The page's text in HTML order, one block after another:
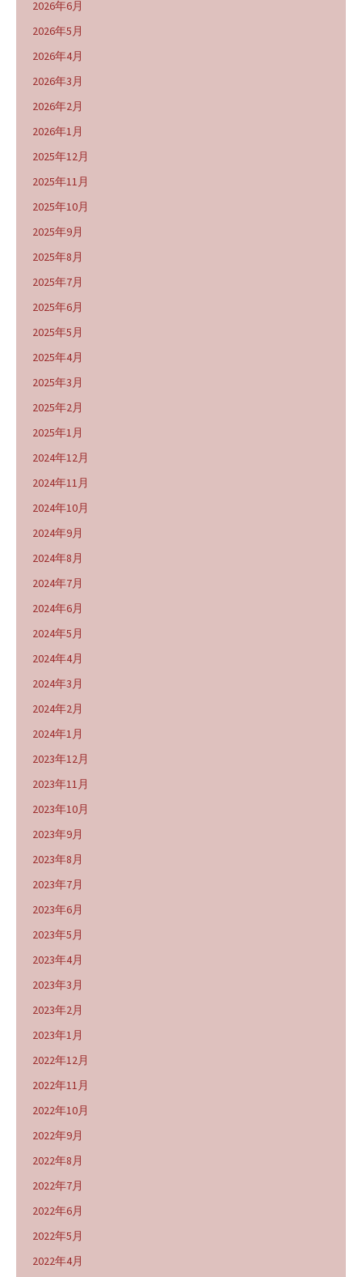
2026年6月
2026年5月
2026年4月
2026年3月
2026年2月
2026年1月
2025年12月
2025年11月
2025年10月
2025年9月
2025年8月
2025年7月
2025年6月
2025年5月
2025年4月
2025年3月
2025年2月
2025年1月
2024年12月
2024年11月
2024年10月
2024年9月
2024年8月
2024年7月
2024年6月
2024年5月
2024年4月
2024年3月
2024年2月
2024年1月
2023年12月
2023年11月
2023年10月
2023年9月
2023年8月
2023年7月
2023年6月
2023年5月
2023年4月
2023年3月
2023年2月
2023年1月
2022年12月
2022年11月
2022年10月
2022年9月
2022年8月
2022年7月
2022年6月
2022年5月
2022年4月